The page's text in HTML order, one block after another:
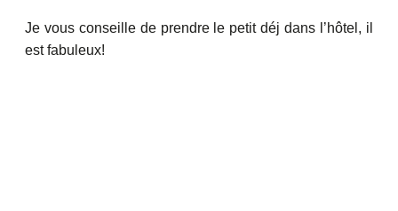
Je vous conseille de prendre le petit déj dans l’hôtel, il
est fabuleux!